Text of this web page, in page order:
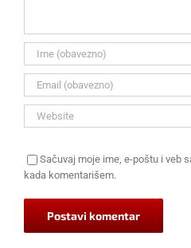
Sačuvaj moje ime, e-poštu i veb
kada komentarišem.